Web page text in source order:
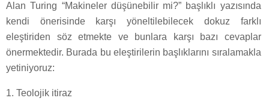
Alan Turing “Makineler düşünebilir mi?” başlıklı yazısında
kendi önerisinde karşı yöneltilebilecek dokuz farklı
eleştiriden söz etmekte ve bunlara karşı bazı cevaplar
önermektedir. Burada bu eleştirilerin başlıklarını sıralamakla
yetiniyoruz:
1. Teolojik itiraz